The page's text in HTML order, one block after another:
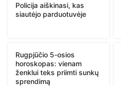
Policija aiškinasi, kas
siautėjo parduotuvėje
Rugpjūčio 5-osios
horoskopas: vienam
ženklui teks priimti sunkų
sprendimą